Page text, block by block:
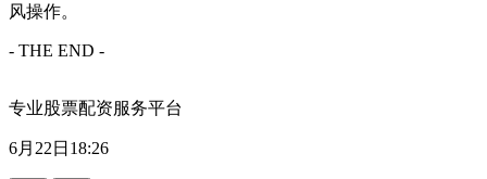
风操作。
- THE END -
专业股票配资服务平台
6月22日18:26